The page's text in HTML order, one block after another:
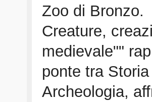
Zoo di Bronzo.
Creature,
medievale""
ponte tra
Archeologia,